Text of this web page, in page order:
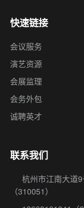
快速链接
会议服务
演艺资源
会展监理
会务外包
诚聘英才
联系我们
杭州市江南大道
（310051）